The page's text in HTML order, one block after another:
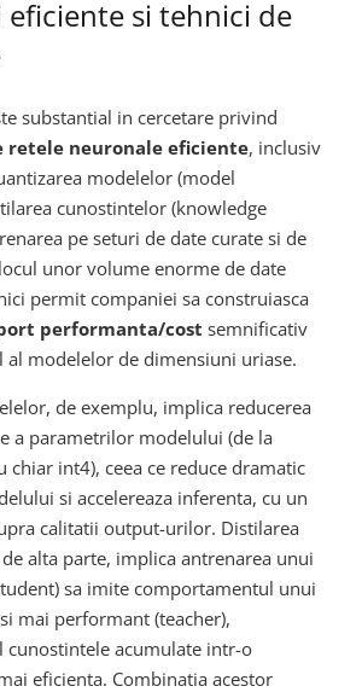
si tehnici de
substantial in cercetare privind
neuronale eficiente, inclusiv
modelelor (model
cunostintelor (knowledge
pe seturi de date curate si de
unor volume enorme de date
permit companiei sa construiasca
performanta/cost semnificativ
al modelelor de dimensiuni uriase.
de exemplu, implica reducerea
a parametrilor modelului (de la
chiar int4), ceea ce reduce dramatic
si accelereaza inferenta, cu un
calitatii output-urilor. Distilarea
alta parte, implica antrenarea unui
sa imite comportamentul unui
mai performant (teacher),
cunostintele acumulate intr-o
eficienta. Combinatia acestor